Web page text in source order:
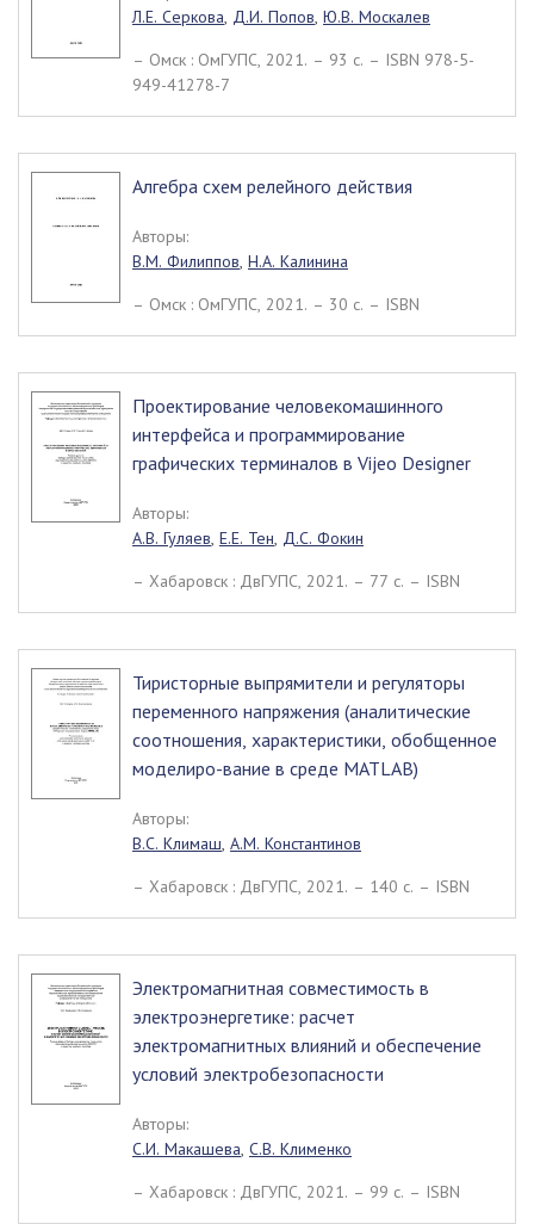
Л.Е. Серкова, Д.И. Попов, Ю.В. Москалев
– Омск : ОмГУПС, 2021. – 93 c. – ISBN 978-5-
949-41278-7
Алгебра схем релейного действия
Авторы:
В.М. Филиппов, Н.А. Калинина
– Омск : ОмГУПС, 2021. – 30 c. – ISBN
Проектирование человекомашинного
интерфейса и программирование
графических терминалов в Vijeo Designer
Авторы:
А.В. Гуляев, Е.Е. Тен, Д.С. Фокин
– Хабаровск : ДвГУПС, 2021. – 77 c. – ISBN
Тиристорные выпрямители и регуляторы
переменного напряжения (аналитические
соотношения, характеристики, обобщенное
моделиро-вание в среде MATLAB)
Авторы:
В.С. Климаш, А.М. Константинов
– Хабаровск : ДвГУПС, 2021. – 140 c. – ISBN
Электромагнитная совместимость в
электроэнергетике: расчет
электромагнитных влияний и обеспечение
условий электробезопасности
Авторы:
С.И. Макашева, С.В. Клименко
– Хабаровск : ДвГУПС, 2021. – 99 c. – ISBN